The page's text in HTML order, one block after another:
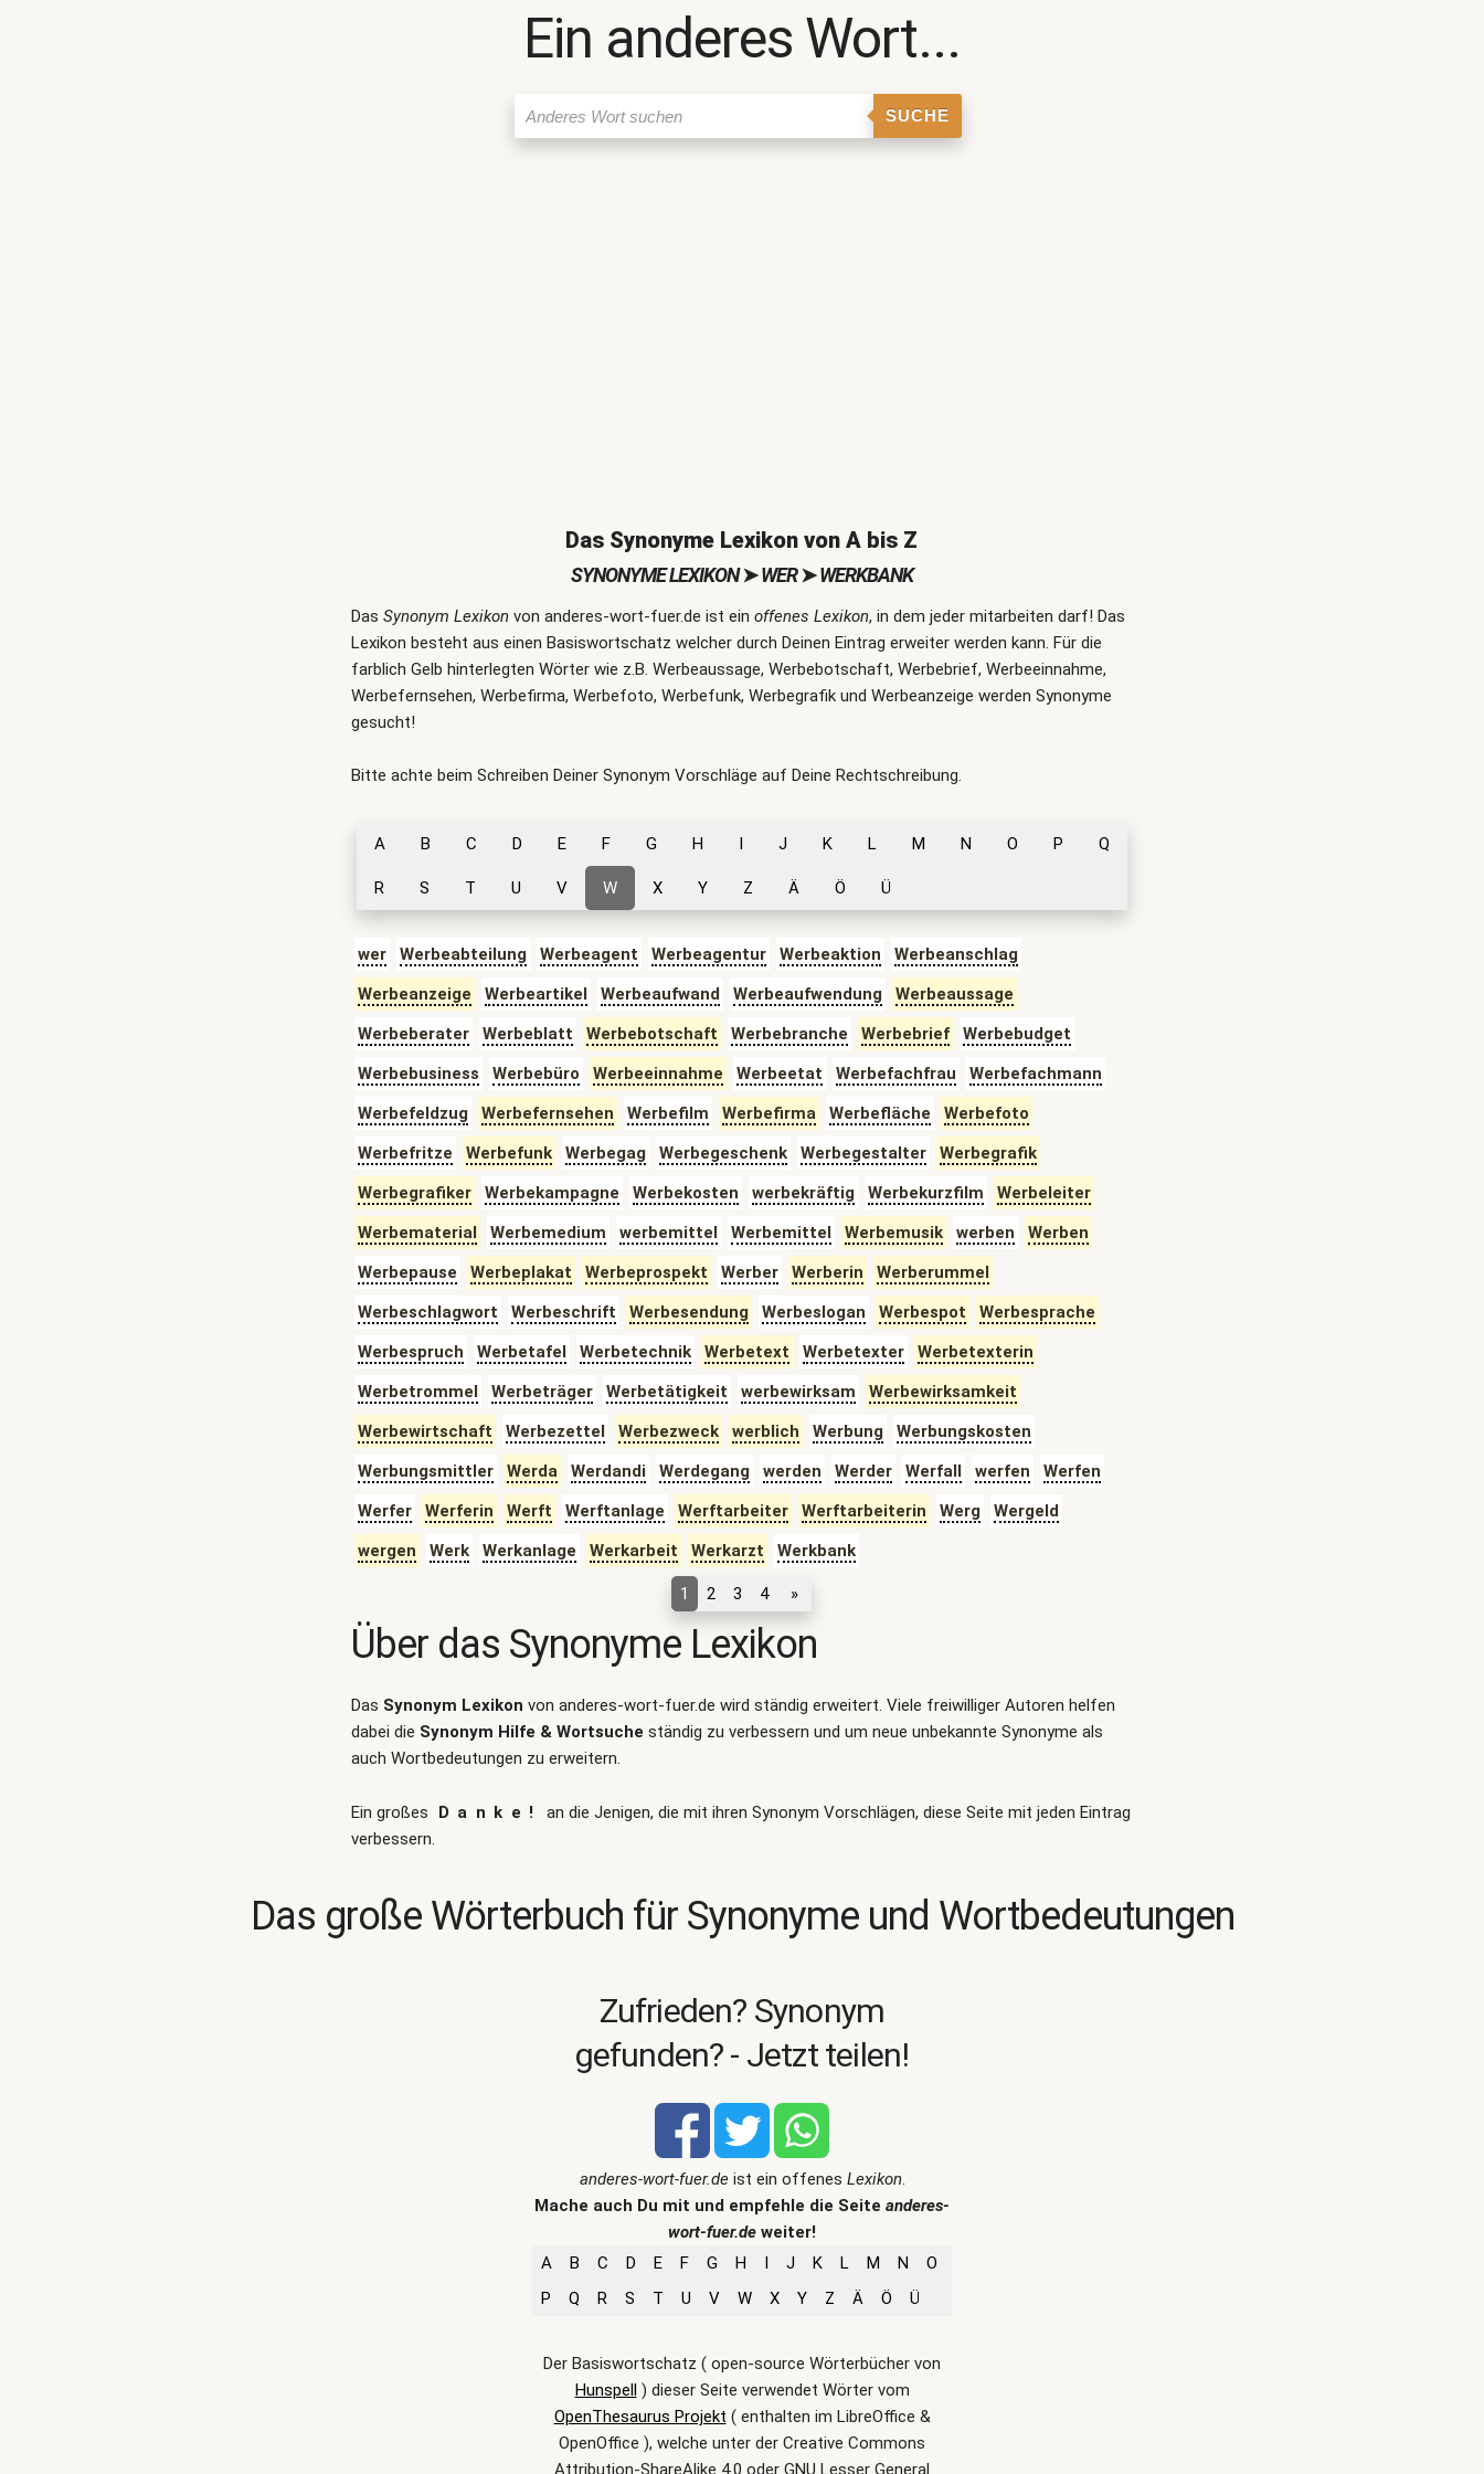
Ein anderes Wort...
SUCHE
Das Synonyme Lexikon von A bis Z
SYNONYME LEXIKON➤WER➤WERKBANK
Das Synonym Lexikonvon anderes-wort-fuer.de ist ein offenes Lexikon, in dem jeder mitarbeiten darf! Das
Lexikon besteht aus einen Basiswortschatz welcher durch Deinen Eintrag erweiter werden kann. Für die
farblich Gelb hinterlegten Wörter wie z.B. Werbeaussage, Werbebotschaft, Werbebrief, Werbeeinnahme,
Werbefernsehen, Werbefirma, Werbefoto, Werbefunk, Werbegrafik und Werbeanzeige werden Synonyme
gesucht!
Bitte achte beim Schreiben Deiner Synonym Vorschläge auf Deine Rechtschreibung.
A B C D E F G H I J K L M N O P Q
R S T U V W X Y Z Ä Ö Ü
wer Werbeabteilung Werbeagent Werbeagentur Werbeaktion
Werbeanschlag
Werbeanzeige
Werbeartikel Werbeaufwand Werbeaufwendung
Werbeaussage
Werbeberater
Werbeblatt Werbebotschaft Werbebranche Werbebrief
Werbebudget
Werbebusiness
Werbebüro Werbeeinnahme Werbeetat Werbefachfrau
Werbefachmann
Werbefeldzug
Werbefernsehen Werbefilm Werbefirma Werbefläche
Werbefoto
Werbefritze
Werbefunk Werbegag Werbegeschenk Werbegestalter
Werbegrafik
Werbegrafiker
Werbekampagne Werbekosten werbekräftig Werbekurzfilm
Werbeleiter
Werbematerial
Werbemedium werbemittel Werbemittel Werbemusik werben
Werben
Werbepause
Werbeplakat Werbeprospekt Werber Werberin
Werberummel
Werbeschlagwort
Werbeschrift Werbesendung Werbeslogan Werbespot
Werbesprache
Werbespruch
Werbetafel Werbetechnik Werbetext Werbetexter
Werbetexterin
Werbetrommel
Werbeträger Werbetätigkeit werbewirksam
Werbewirksamkeit
Werbewirtschaft
Werbezettel Werbezweck werblich Werbung
Werbungskosten
Werbungsmittler
Werda Werdandi Werdegang werden Werder Werfall werfen
Werfen
Werfer
Werferin Werft Werftanlage Werftarbeiter Werftarbeiterin Werg
Wergeld
wergen
Werk Werkanlage Werkarbeit Werkarzt Werkbank
1 2 3 4 »
Über das Synonyme Lexikon
Das Synonym Lexikon von anderes-wort-fuer.de wird ständig erweitert. Viele freiwilliger Autoren helfen
dabei die Synonym Hilfe & Wortsuche ständig zu verbessern und um neue unbekannte Synonyme als
auch Wortbedeutungen zu erweitern.
Ein großes Danke!
an die Jenigen, die mit ihren Synonym Vorschlägen, diese Seite mit jeden Eintrag
verbessern.
Das große Wörterbuch für Synonyme und Wortbedeutungen
Zufrieden? Synonym
gefunden? - Jetzt teilen!
anderes-wort-fuer.deist ein offenes Lexikon.
Mache auch Du mit und empfehle die Seite anderes-
wort-fuer.de weiter!
A
B C D E F G H I J K L M N
O
P
Q R S T U V W X Y Z Ä Ö Ü
Der Basiswortschatz ( open-source Wörterbücher von
Hunspell) dieser Seite verwendet Wörter vom
OpenThesaurus Projekt ( enthalten im LibreOffice &
OpenOffice ), welche unter der Creative Commons
Attribution-ShareAlike 4.0 oder GNU Lesser General